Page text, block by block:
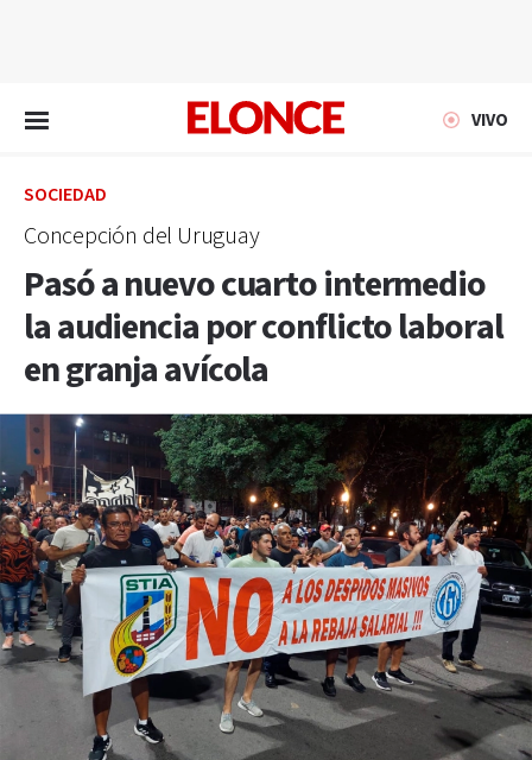
VIVO
SOCIEDAD
Concepción del Uruguay
Pasó a nuevo cuarto intermedio
la audiencia por conflicto laboral
en granja avícola